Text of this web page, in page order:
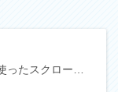
ったスクロー…